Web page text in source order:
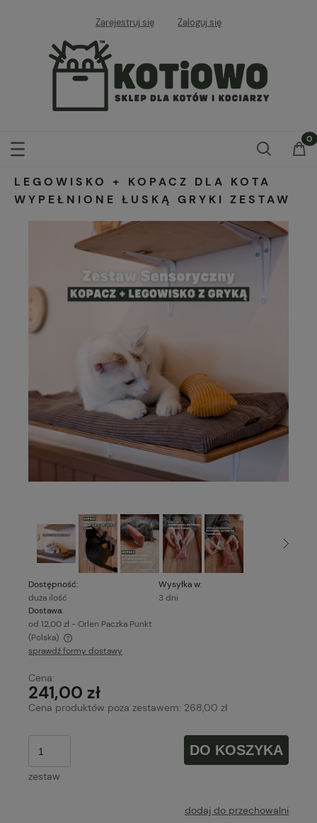
Zarejestruj się Zaloguj się
LEGOWISKO + KOPACZ DLA KOTA
WYPEŁNIONE ŁUSKĄ GRYKI ZESTAW
Dostępność:
duża ilość
Wysyłka w:
3 dni
Dostawa:
od 12,00 zł - Orlen Paczka Punkt
(Polska)
Cena nie zawiera ewentualnych kosztów płatności
sprawdź formy dostawy
Cena:
241,00 zł
Cena produktów poza zestawem: 268,00 zł
zestaw
DO KOSZYKA
dodaj do przechowalni